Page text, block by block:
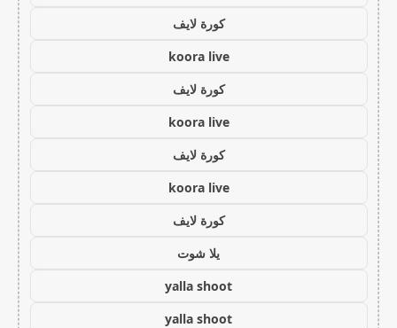
كورة لايف
koora live
كورة لايف
koora live
كورة لايف
koora live
كورة لايف
يلا شوت
yalla shoot
yalla shoot